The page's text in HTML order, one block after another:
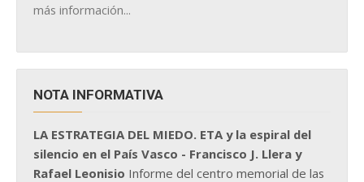
más información...
NOTA INFORMATIVA
LA ESTRATEGIA DEL MIEDO. ETA y la espiral del
silencio en el País Vasco - Francisco J. Llera y
Rafael Leonisio Informe del centro memorial de las